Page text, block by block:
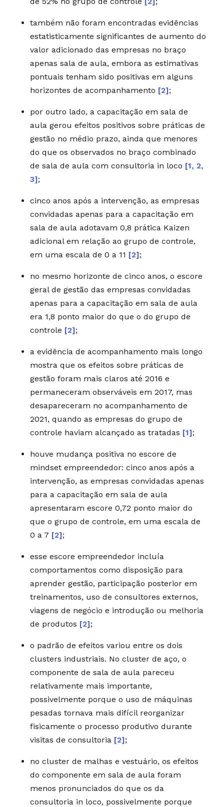
também não foram encontradas evidências
estatisticamente significantes de aumento do
valor adicionado das empresas no braço
apenas sala de aula, embora as estimativas
pontuais tenham sido positivas em alguns
horizontes de acompanhamento [2];
por outro lado, a capacitação em sala de
aula gerou efeitos positivos sobre práticas de
gestão no médio prazo, ainda que menores
do que os observados no braço combinado
de sala de aula com consultoria in loco [1, 2,
3];
cinco anos após a intervenção, as empresas
convidadas apenas para a capacitação em
sala de aula adotavam 0,8 prática Kaizen
adicional em relação ao grupo de controle,
em uma escala de 0 a 11 [2];
no mesmo horizonte de cinco anos, o escore
geral de gestão das empresas convidadas
apenas para a capacitação em sala de aula
era 1,8 ponto maior do que o do grupo de
controle [2];
a evidência de acompanhamento mais longo
mostra que os efeitos sobre práticas de
gestão foram mais claros até 2016 e
permaneceram observáveis em 2017, mas
desapareceram no acompanhamento de
2021, quando as empresas do grupo de
controle haviam alcançado as tratadas [1];
houve mudança positiva no escore de
mindset empreendedor: cinco anos após a
intervenção, as empresas convidadas apenas
para a capacitação em sala de aula
apresentaram escore 0,72 ponto maior do
que o grupo de controle, em uma escala de
0 a 7 [2];
esse escore empreendedor incluía
comportamentos como disposição para
aprender gestão, participação posterior em
treinamentos, uso de consultores externos,
viagens de negócio e introdução ou melhoria
de produtos [2];
o padrão de efeitos variou entre os dois
clusters industriais. No cluster de aço, o
componente de sala de aula pareceu
relativamente mais importante,
possivelmente porque o uso de máquinas
pesadas tornava mais difícil reorganizar
fisicamente o processo produtivo durante
visitas de consultoria [2];
no cluster de malhas e vestuário, os efeitos
do componente em sala de aula foram
menos pronunciados do que os da
consultoria in loco, possivelmente porque